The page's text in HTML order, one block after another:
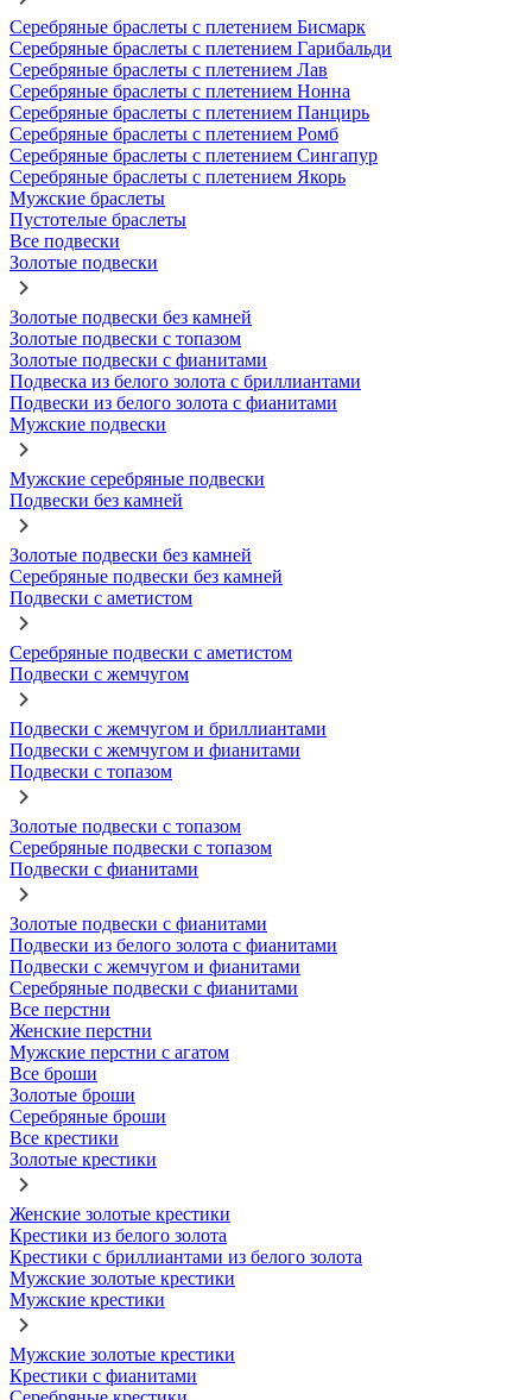
Серебряные браслеты с плетением Бисмарк
Серебряные браслеты с плетением Гарибальди
Серебряные браслеты с плетением Лав
Серебряные браслеты с плетением Нонна
Серебряные браслеты с плетением Панцирь
Серебряные браслеты с плетением Ромб
Серебряные браслеты с плетением Сингапур
Серебряные браслеты с плетением Якорь
Мужские браслеты
Пустотелые браслеты
Все подвески
Золотые подвески
Золотые подвески без камней
Золотые подвески с топазом
Золотые подвески с фианитами
Подвеска из белого золота с бриллиантами
Подвески из белого золота с фианитами
Мужские подвески
Мужские серебряные подвески
Подвески без камней
Золотые подвески без камней
Серебряные подвески без камней
Подвески с аметистом
Серебряные подвески с аметистом
Подвески с жемчугом
Подвески с жемчугом и бриллиантами
Подвески с жемчугом и фианитами
Подвески с топазом
Золотые подвески с топазом
Серебряные подвески с топазом
Подвески с фианитами
Золотые подвески с фианитами
Подвески из белого золота с фианитами
Подвески с жемчугом и фианитами
Серебряные подвески с фианитами
Все перстни
Женские перстни
Мужские перстни с агатом
Все броши
Золотые броши
Серебряные броши
Все крестики
Золотые крестики
Женские золотые крестики
Крестики из белого золота
Крестики с бриллиантами из белого золота
Мужские золотые крестики
Мужские крестики
Мужские золотые крестики
Крестики с фианитами